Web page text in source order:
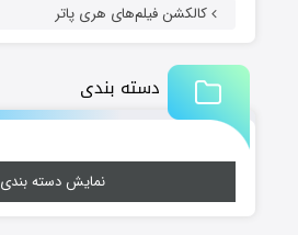
کالکشن فیلم‌های هری پاتر
دسته بندی
نمایش دسته بندی